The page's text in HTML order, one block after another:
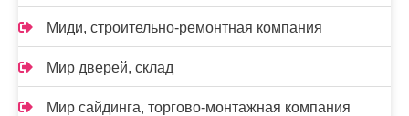
Миди, строительно-ремонтная компания
Мир дверей, склад
Мир сайдинга, торгово-монтажная компания